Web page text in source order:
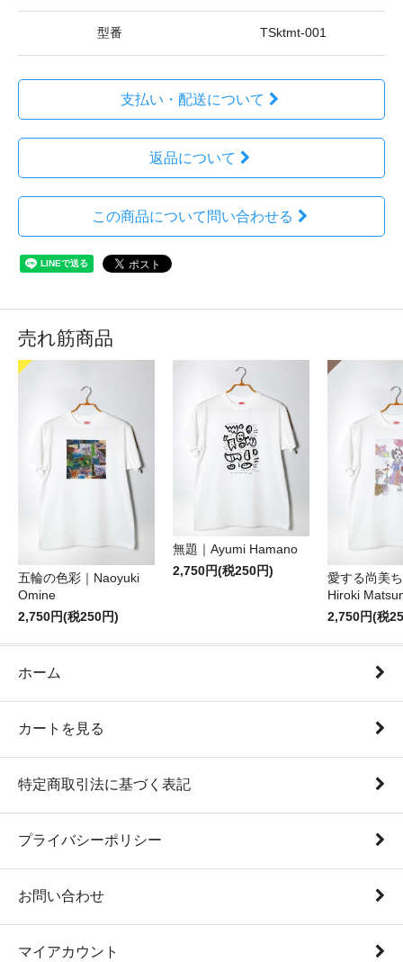
型番 TSktmt-001
支払い・配送について
返品について
この商品について問い合わせる
売れ筋商品
五輪の色彩｜Naoyuki
Omine
2,750円(税250円)
無題｜Ayumi Hamano
2,750円(税250円)
愛する尚美
Hiroki
2,750円(税
ホーム
カートを見る
特定商取引法に基づく表記
プライバシーポリシー
お問い合わせ
マイアカウント